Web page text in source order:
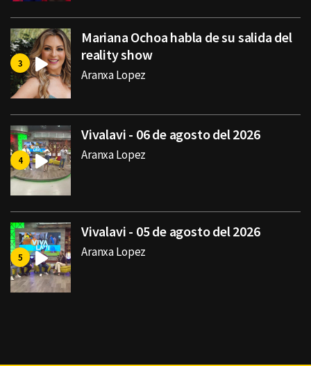
Mariana Ochoa habla de su salida del
reality show
Aranxa Lopez
Vivalavi - 06 de agosto del 2026
Aranxa Lopez
Vivalavi - 05 de agosto del 2026
Aranxa Lopez